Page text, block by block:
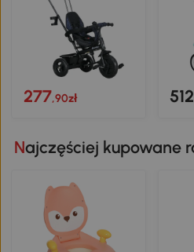
277,90zł 512
Najczęściej kupowane